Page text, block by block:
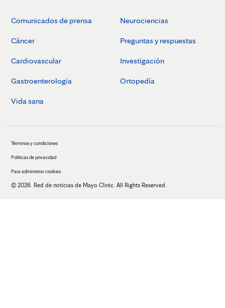
Comunicados de prensa
Cáncer
Cardiovascular
Gastroenterología
Vida sana
Neurociencias
Preguntas y respuestas
Investigación
Ortopedía
Términos y condiciones
Políticas de privacidad
Para administrar cookies
© 2026. Red de noticias de Mayo Clinic. All Rights Reserved.